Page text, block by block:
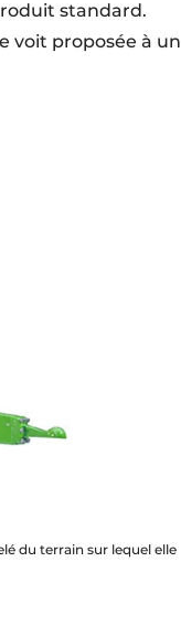
standard.
voit proposée à un
du terrain sur lequel elle